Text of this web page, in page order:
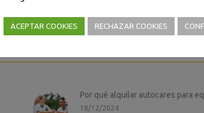
Por qué alquilar autocares para
18/12/2024
ACEPTAR COOKIES RECHAZAR COOKIES